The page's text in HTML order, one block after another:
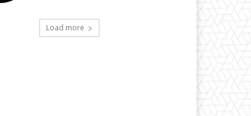
Load more